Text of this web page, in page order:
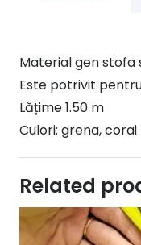
Material gen stofa
Este potrivit
Lățime 1.50 m
Culori: grena, corai
Related